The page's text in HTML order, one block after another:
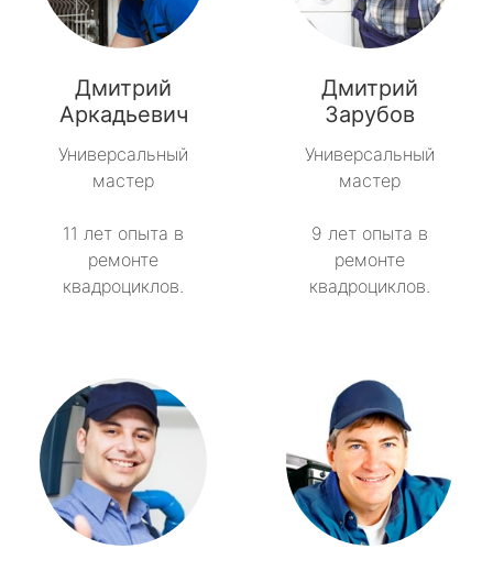
Дмитрий
Аркадьевич
Универсальный
мастер
11 лет опыта в
ремонте
квадроциклов.
Дмитрий
Зарубов
Универсальный
мастер
9 лет опыта в
ремонте
квадроциклов.